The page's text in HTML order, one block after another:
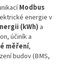
Modbus
energie v
(kWh)a
účiník a
měření,
budov (BMS,